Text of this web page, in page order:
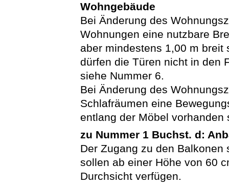
Wohngebäude
Bei Änderung des
Wohnungen eine nutzbare
aber mindestens 1,00 m
dürfen die Türen nicht in den
siehe Nummer 6.
Bei Änderung des
Schlafräumen eine
entlang der Möbel vorhanden
zu Nummer 1 Buchst. d:
Der Zugang zu den
sollen ab einer Höhe von 60
Durchsicht verfügen.